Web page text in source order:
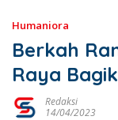
Humaniora
Berkah
Raya
Redaksi
14/04/2023